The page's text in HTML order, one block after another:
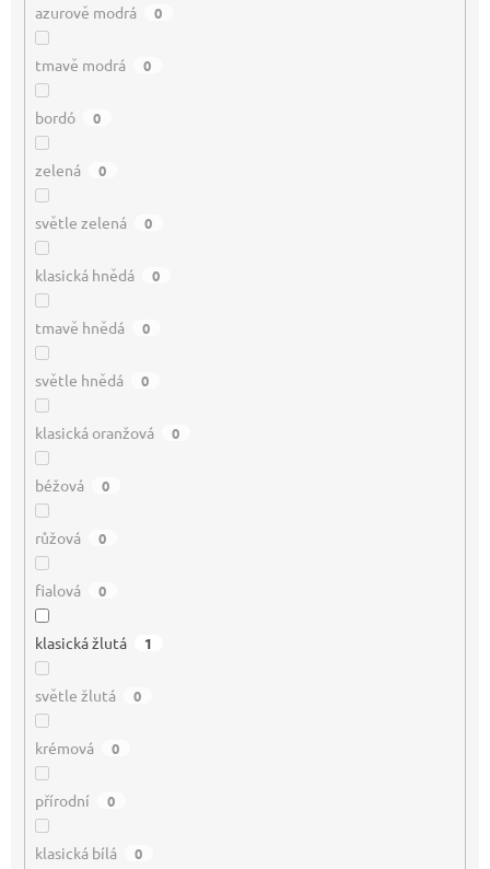
azurově modrá 0
tmavě modrá 0
bordó 0
zelená 0
světle zelená 0
klasická hnědá 0
tmavě hnědá 0
světle hnědá 0
klasická oranžová 0
béžová 0
růžová 0
fialová 0
klasická žlutá 1
světle žlutá 0
krémová 0
přírodní 0
klasická bílá 0